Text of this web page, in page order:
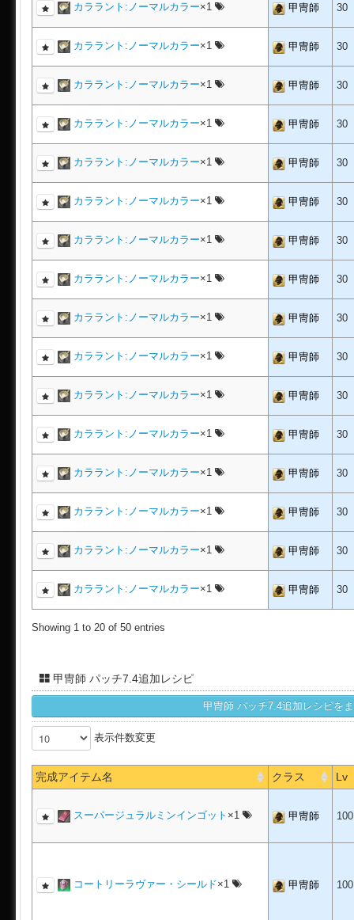
カララント:ノーマルカラー×1 甲冑師 30
カララント:ノーマルカラー×1 甲冑師 30
カララント:ノーマルカラー×1 甲冑師 30
カララント:ノーマルカラー×1 甲冑師 30
カララント:ノーマルカラー×1 甲冑師 30
カララント:ノーマルカラー×1 甲冑師 30
カララント:ノーマルカラー×1 甲冑師 30
カララント:ノーマルカラー×1 甲冑師 30
カララント:ノーマルカラー×1 甲冑師 30
カララント:ノーマルカラー×1 甲冑師 30
カララント:ノーマルカラー×1 甲冑師 30
カララント:ノーマルカラー×1 甲冑師 30
カララント:ノーマルカラー×1 甲冑師 30
カララント:ノーマルカラー×1 甲冑師 30
カララント:ノーマルカラー×1 甲冑師 30
カララント:ノーマルカラー×1 甲冑師 30
Showing 1 to 20 of 50 entries
甲冑師 パッチ7.4追加レシピ
表示件数変更
完成アイテム名 クラス Lv
スーパージュラルミンインゴット ×1 甲冑師
コートリーラヴァー・シールド×1 甲冑師